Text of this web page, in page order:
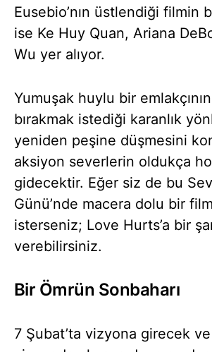
Eusebio’nın üstlendiği filmin
ise Ke Huy Quan, Ariana
Wu yer alıyor.
Yumuşak huylu bir
bırakmak istediği karanlık
yeniden peşine düşmesini
aksiyon severlerin oldukça
gidecektir. Eğer siz de bu
Günü’nde macera dolu bir
isterseniz; Love Hurts’a bir
verebilirsiniz.
Bir Ömrün Sonbaharı
7 Şubat’ta vizyona girecek ve